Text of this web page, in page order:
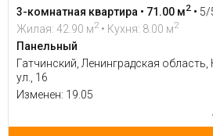
3-комнатная квартира • 71.00 м2 • 5/
Жилая: 42.90 м2 • Кухня: 8.00 м2
Панельный
Гатчинский, Ленинградская
ул., 16
Изменен: 19.05